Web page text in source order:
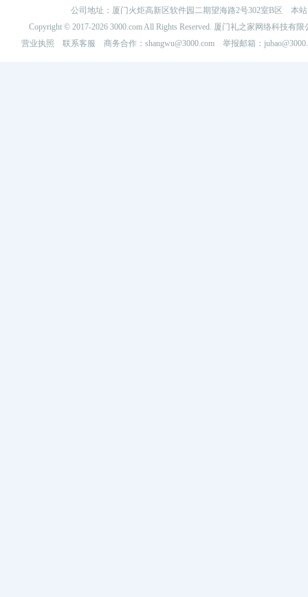
公司地址：厦门火炬高新区软件园二期望海路2号302室B区 本
Copyright © 2017-2026 3000.com All Rights Reserved. 厦门礼之家网络科技
营业执照
联系客服 商务合作：shangwu@3000.com 举报邮箱：